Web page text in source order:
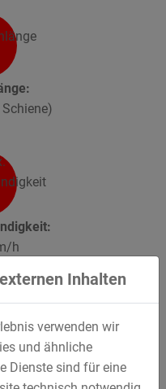
h
je 2 Personen
Inhalten
verwenden wir
und ähnliche
Dienste sind für eine